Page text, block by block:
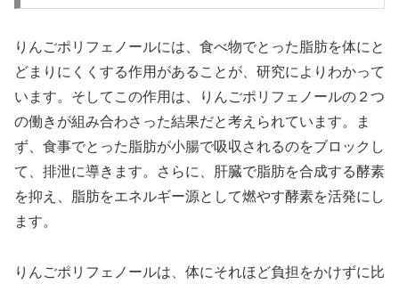
りんごポリフェノールには、食べ物でとった脂肪を体にと
どまりにくくする作用があることが、研究によりわかって
います。そしてこの作用は、りんごポリフェノールの２つ
の働きが組み合わさった結果だと考えられています。ま
ず、食事でとった脂肪が小腸で吸収されるのをブロックし
て、排泄に導きます。さらに、肝臓で脂肪を合成する酵素
を抑え、脂肪をエネルギー源として燃やす酵素を活発にし
ます。
りんごポリフェノールは、体にそれほど負担をかけずに比